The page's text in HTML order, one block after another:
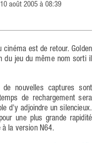
août 2005 à 08:39
du jeu du même nom sorti il
nouvelles captures sont
de rechargement sera
d'y adjoindre un silencieux.
une plus grande rapidité
la version N64.